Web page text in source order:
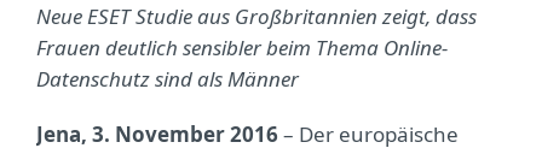
Neue ESET Studie aus Großbritannien zeigt, dass
Frauen deutlich sensibler beim Thema Online-
Datenschutz sind als Männer
Jena, 3. November 2016 – Der europäische